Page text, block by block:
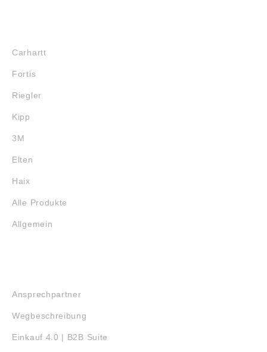
Carhartt
Fortis
Riegler
Kipp
3M
Elten
Haix
Alle Produkte
Allgemein
Ansprechpartner
Wegbeschreibung
Einkauf 4.0 | B2B Suite